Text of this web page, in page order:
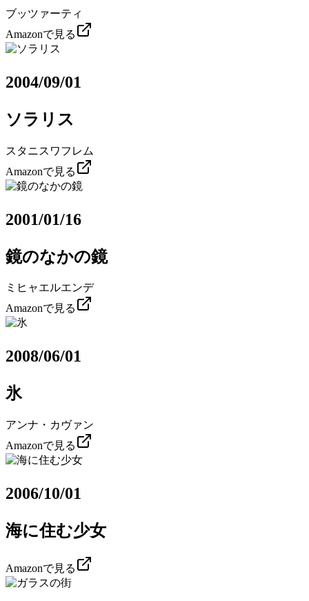
ブッツァーティ
Amazonで見る
2004/09/01
ソラリス
スタニスワフレム
Amazonで見る
2001/01/16
鏡のなかの鏡
ミヒャエルエンデ
Amazonで見る
2008/06/01
氷
アンナ・カヴァン
Amazonで見る
2006/10/01
海に住む少女
Amazonで見る